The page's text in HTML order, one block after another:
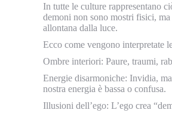
In tutte le culture rappresentano
demoni non sono mostri fisici,
allontana dalla luce.
Ecco come vengono interpretate
Ombre interiori: Paure, traumi,
Energie disarmoniche: Invidia,
nostra energia è bassa o confusa.
Illusioni dell’ego: L’ego crea